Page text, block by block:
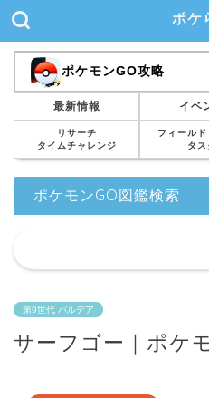
ポケ
ポケモンGO攻略
最新情報 イベ
リサーチ
タイムチャレンジ
フィール
タス
ポケモンGO図鑑検索
第9世代 パルデア
サーフゴー｜ポケ